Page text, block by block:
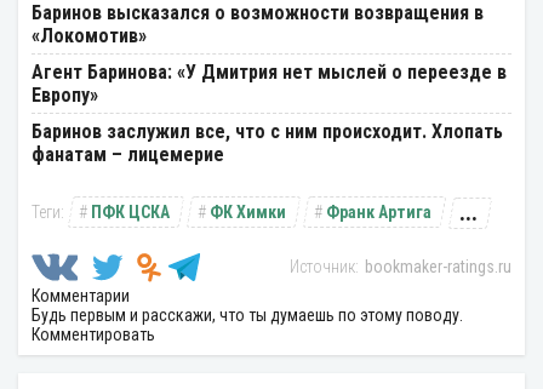
Баринов высказался о возможности возвращения в
«Локомотив»
Агент Баринова: «У Дмитрия нет мыслей о переезде в
Европу»
Баринов заслужил все, что с ним происходит. Хлопать
фанатам – лицемерие
ПФК ЦСКА ФК Химки Франк Артига ...
bookmaker-ratings.ru
Комментарии
Будь первым и расскажи, что ты думаешь по этому поводу.
Комментировать